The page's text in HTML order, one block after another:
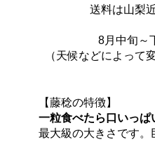
送料は山梨
8月中旬～
（天候などによって
【藤稔の特徴】
一粒食べたら口いっぱ
最大級の大きさです。